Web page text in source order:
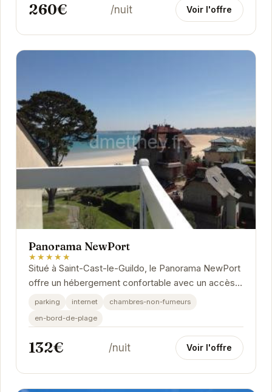
260€ /nuit Voir l'offre
Panorama NewPort
★★★★★
Situé à Saint-Cast-le-Guildo, le Panorama NewPort
offre un hébergement confortable avec un accès
privilégié à la plage. Idéal pour les...
parking internet
chambres-non-fumeurs
en-bord-de-plage
132€ /nuit Voir l'offre